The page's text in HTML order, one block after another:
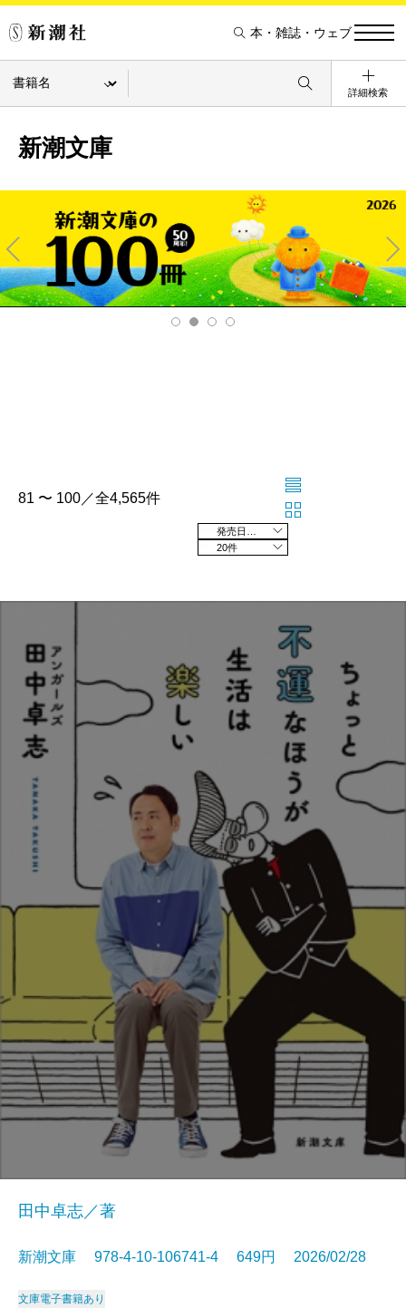
本・雑誌・ウェブ
詳細検索
新潮文庫
Pre
v
Ne
xt
81 〜 100／全4,565件
20件
田中卓志／著
新潮文庫 978-4-10-106741-4 649円 2026/02/28
文庫電子書籍あり